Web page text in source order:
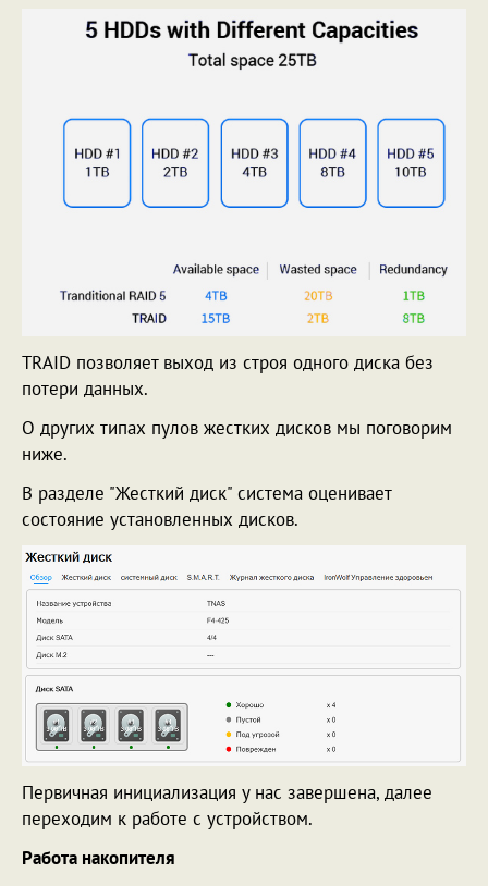
TRAID позволяет выход из строя одного диска без
потери данных.
О других типах пулов жестких дисков мы поговорим
ниже.
В разделе "Жесткий диск" система оценивает
состояние установленных дисков.
Первичная инициализация у нас завершена, далее
переходим к работе с устройством.
Работа накопителя